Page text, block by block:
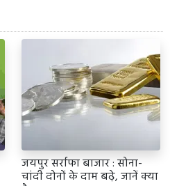
जयपुर सर्राफा बाजार : सोना-
चांदी दोनों के दाम बढ़े, जानें क्या